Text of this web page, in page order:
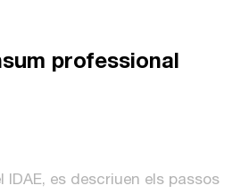
professional
IDAE, es descriuen els passos